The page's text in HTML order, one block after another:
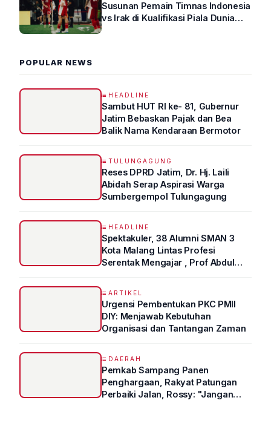
Susunan Pemain Timnas Indonesia
vs Irak di Kualifikasi Piala Dunia
POPULAR NEWS
HEADLINE
Sambut HUT RI ke- 81, Gubernur
Jatim Bebaskan Pajak dan Bea
Balik Nama Kendaraan Bermotor
TULUNGAGUNG
Reses DPRD Jatim, Dr. Hj. Laili
Abidah Serap Aspirasi Warga
Sumbergempol Tulungagung
HEADLINE
Spektakuler, 38 Alumni SMAN 3
Kota Malang Lintas Profesi
Serentak Mengajar , Prof Abdul
ARTIKEL
Urgensi Pembentukan PKC PMII
DIY: Menjawab Kebutuhan
Organisasi dan Tantangan Zaman
DAERAH
Pemkab Sampang Panen
Penghargaan, Rakyat Patungan
Perbaiki Jalan, Rossy: "Jangan